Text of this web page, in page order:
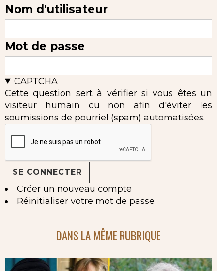
Nom d'utilisateur
Mot de passe
CAPTCHA
Cette question sert à vérifier si vous êtes un
visiteur humain ou non afin d'éviter les
soumissions de pourriel (spam) automatisées.
Créer un nouveau compte
Réinitialiser votre mot de passe
DANS LA MÊME RUBRIQUE